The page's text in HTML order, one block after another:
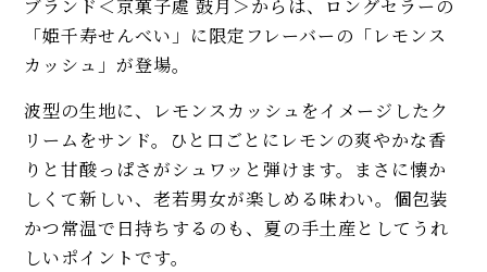
ブランド＜京菓子處 鼓月＞からは、ロングセラーの
「姫千寿せんべい」に限定フレーバーの「レモンス
カッシュ」が登場。
波型の生地に、レモンスカッシュをイメージしたク
リームをサンド。ひと口ごとにレモンの爽やかな香
りと甘酸っぱさがシュワッと弾けます。まさに懐か
しくて新しい、老若男女が楽しめる味わい。個包装
かつ常温で日持ちするのも、夏の手土産としてうれ
しいポイントです。